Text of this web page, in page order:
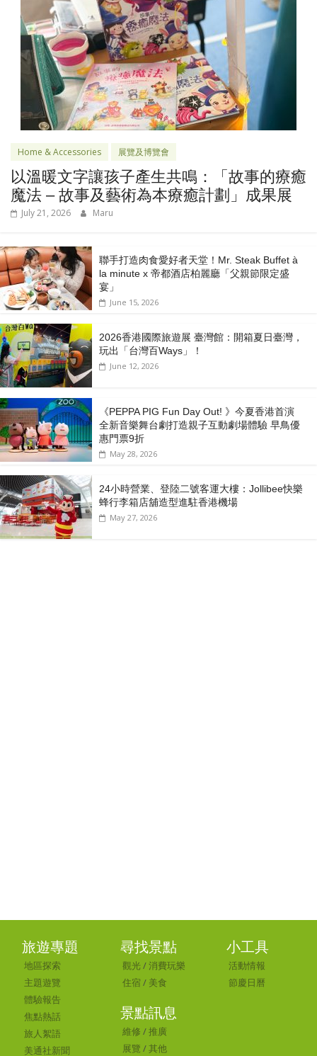
Home & Accessories 展覽及博覽會
以溫暖文字讓孩子產生共鳴：「故事的療癒
魔法 – 故事及藝術為本療癒計劃」成果展
July 21, 2026 Maru
聯手打造肉食愛好者天堂！Mr. Steak Buffet à
la minute x 帝都酒店柏麗廳「⽗親節限定盛
宴」
June 15, 2026
2026香港國際旅遊展 臺灣館：開箱夏日臺灣，
玩出「台灣百Ways」！
June 12, 2026
《PEPPA PIG Fun Day Out! 》今夏香港首演
全新音樂舞台劇打造親子互動劇場體驗 早鳥優
惠門票9折
May 28, 2026
24小時營業、登陸二號客運大樓：Jollibee快樂
蜂行李箱店舖造型進駐香港機場
May 27, 2026
旅遊專題
地區探索
主題遊覽
體驗報告
焦點熱話
旅人絮語
美通社新聞
尋找景點
觀光 /消費玩樂
住宿 / 美食
景點訊息
維修 /推廣
展覽 /其他
小工具
活動情報
節慶日曆